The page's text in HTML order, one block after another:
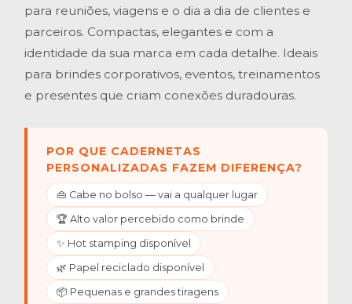
para reuniões, viagens e o dia a dia de clientes e
parceiros. Compactas, elegantes e com a
identidade da sua marca em cada detalhe. Ideais
para brindes corporativos, eventos, treinamentos
e presentes que criam conexões duradouras.
POR QUE CADERNETAS
PERSONALIZADAS FAZEM DIFERENÇA?
👜 Cabe no bolso — vai a qualquer lugar
🏆 Alto valor percebido como brinde
✨ Hot stamping disponível
🌿 Papel reciclado disponível
📦 Pequenas e grandes tiragens